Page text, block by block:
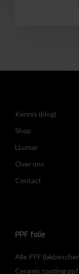
Kennis (blog)
Shop
LLumar
Over ons
Contact
PPF folie
Alle PPF
Ceramic coating ppf